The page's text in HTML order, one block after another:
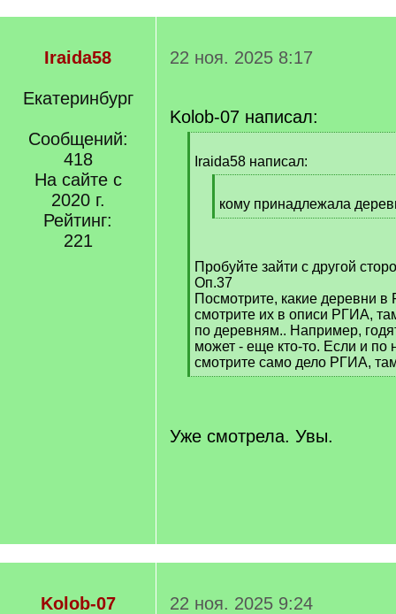
Iraida58
Екатеринбург
Сообщений:
418
На сайте с
2020 г.
Рейтинг:
221
22 ноя. 2025 8:17
Kolob-07 написал:
qIraida58 написал:
q
]
кому принадлежала
[
]
Пробуйте зайти с другой
Оп.37
Посмотрите, какие деревни
смотрите их в описи РГИА,
по деревням.. Например,
может - еще кто-то. Если и по
смотрите само дело РГИА,
[
Уже смотрела. Увы.
Kolob-07 22 ноя. 2025 9:24